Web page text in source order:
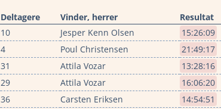
Deltagere Vinder, herrer Resultat
10 Jesper Kenn Olsen 15:26:09
4 Poul Christensen
21:49:17
31 Attila Vozar 13:28:16
29 Attila Vozar 16:06:20
36 Carsten Eriksen 14:54:51